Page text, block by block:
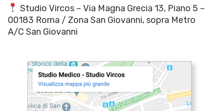
Studio Vircos – Via Magna Grecia 13, Piano 5 –
00183 Roma / Zona San Giovanni, sopra Metro
A/C San Giovanni